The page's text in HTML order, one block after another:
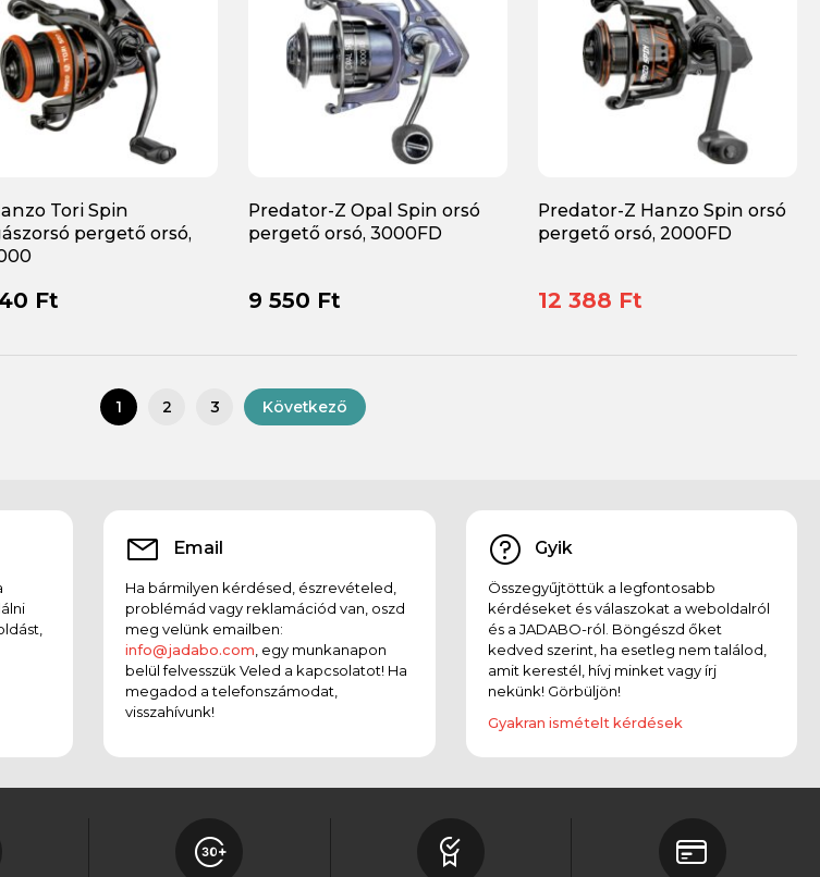
Tori Spin
pergető orsó,
Ft
Predator-Z Opal Spin orsó
pergető orsó, 3000FD
9 550 Ft
Predator-Z Hanzo Spin orsó
pergető orsó, 2000FD
12 388 Ft
1 2 3 Következő
Email
Ha bármilyen kérdésed, észrevételed,
problémád vagy reklamációd van, oszd
meg velünk emailben:
info@jadabo.com , egy munkanapon
belül felvesszük Veled a kapcsolatot! Ha
megadod a telefonszámodat,
visszahívunk!
Gyik
Összegyűjtöttük a legfontosabb
kérdéseket és válaszokat a weboldalról
és a JADABO-ról. Böngészd őket
kedved szerint, ha esetleg nem találod,
amit kerestél, hívj minket vagy írj
nekünk! Görbüljön!
Gyakran ismételt kérdések